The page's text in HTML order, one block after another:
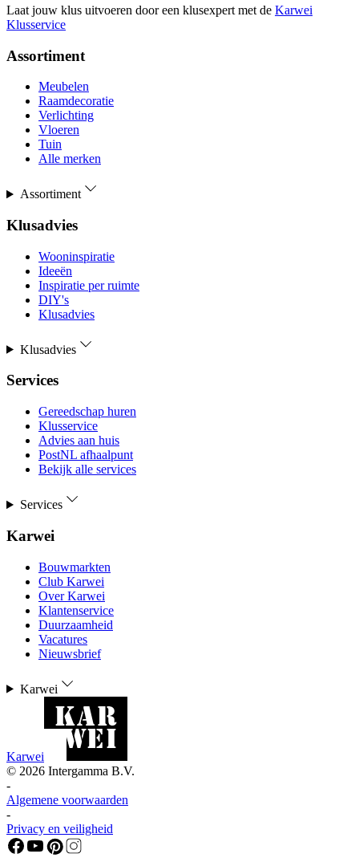
Laat jouw klus uitvoeren door een klusexpert met de Karwei
Klusservice
Assortiment
Meubelen
Raamdecoratie
Verlichting
Vloeren
Tuin
Alle merken
Assortiment
Klusadvies
Wooninspiratie
Ideeën
Inspiratie per ruimte
DIY's
Klusadvies
Klusadvies
Services
Gereedschap huren
Klusservice
Advies aan huis
PostNL afhaalpunt
Bekijk alle services
Services
Karwei
Bouwmarkten
Club Karwei
Over Karwei
Klantenservice
Duurzaamheid
Vacatures
Nieuwsbrief
Karwei
Karwei
© 2026 Intergamma B.V.
-
Algemene voorwaarden
-
Privacy en veiligheid